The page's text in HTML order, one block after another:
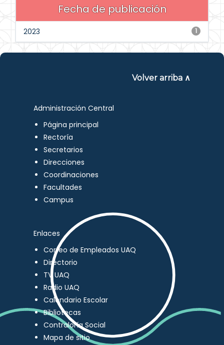
Fecha de publicación
1
2023
Volver arriba ∧
Administración Central
Página principal
Rectoría
Secretarios
Direcciones
Coordinaciones
Facultades
Campus
Enlaces
Correo de Empleados UAQ
Directorio
TV UAQ
Radio UAQ
Calendario Escolar
Bibliotecas
Contraloría Social
Mapa de sitio